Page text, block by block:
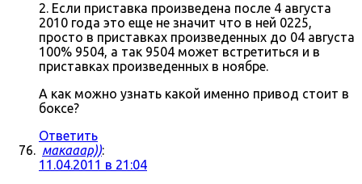
2. Если приставка произведена после 4 августа
2010 года это еще не значит что в ней 0225,
просто в приставках произведенных до 04 августа
100% 9504, а так 9504 может встретиться и в
приставках произведенных в ноябре.
А как можно узнать какой именно привод стоит в
боксе?
Ответить
макааар)):
11.04.2011 в 21:04